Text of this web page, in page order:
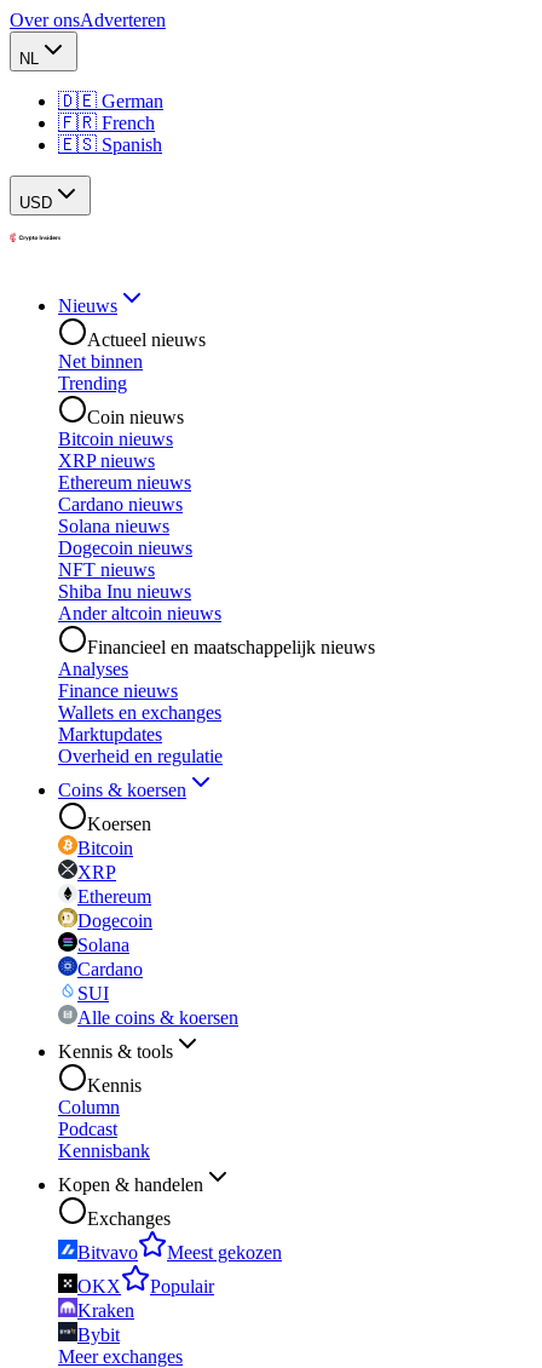
Over onsAdverteren
NL
🇩🇪 German
🇫🇷 French
🇪🇸 Spanish
USD
Nieuws
Actueel nieuws
Net binnen
Trending
Coin nieuws
Bitcoin nieuws
XRP nieuws
Ethereum nieuws
Cardano nieuws
Solana nieuws
Dogecoin nieuws
NFT nieuws
Shiba Inu nieuws
Ander altcoin nieuws
Financieel en maatschappelijk nieuws
Analyses
Finance nieuws
Wallets en exchanges
Marktupdates
Overheid en regulatie
Coins & koersen
Koersen
Bitcoin
XRP
Ethereum
Dogecoin
Solana
Cardano
SUI
Alle coins & koersen
Kennis & tools
Kennis
Column
Podcast
Kennisbank
Kopen & handelen
Exchanges
Bitvavo
Meest gekozen
OKX
Populair
Kraken
Bybit
Meer exchanges